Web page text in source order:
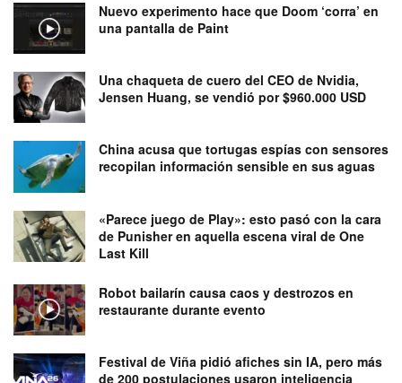
Nuevo experimento hace que Doom ‘corra’ en
una pantalla de Paint
Una chaqueta de cuero del CEO de Nvidia,
Jensen Huang, se vendió por $960.000 USD
China acusa que tortugas espías con sensores
recopilan información sensible en sus aguas
«Parece juego de Play»: esto pasó con la cara
de Punisher en aquella escena viral de One
Last Kill
Robot bailarín causa caos y destrozos en
restaurante durante evento
Festival de Viña pidió afiches sin IA, pero más
de 200 postulaciones usaron inteligencia